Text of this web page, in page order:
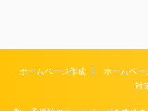
ホームページ作成 ホームペー
対